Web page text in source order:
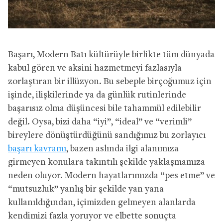
Başarı, Modern Batı kültürüyle birlikte tüm dünyada
kabul gören ve aksini hazmetmeyi fazlasıyla
zorlaştıran bir illüzyon. Bu sebeple birçoğumuz için
işinde, ilişkilerinde ya da günlük rutinlerinde
başarısız olma düşüncesi bile tahammül edilebilir
değil. Oysa, bizi daha “iyi”, “ideal” ve “verimli”
bireylere dönüştürdüğünü sandığımız bu zorlayıcı
başarı kavramı, bazen aslında ilgi alanımıza
girmeyen konulara takıntılı şekilde yaklaşmamıza
neden oluyor. Modern hayatlarımızda “pes etme” ve
“mutsuzluk” yanlış bir şekilde yan yana
kullanıldığından, içimizden gelmeyen alanlarda
kendimizi fazla yoruyor ve elbette sonuçta